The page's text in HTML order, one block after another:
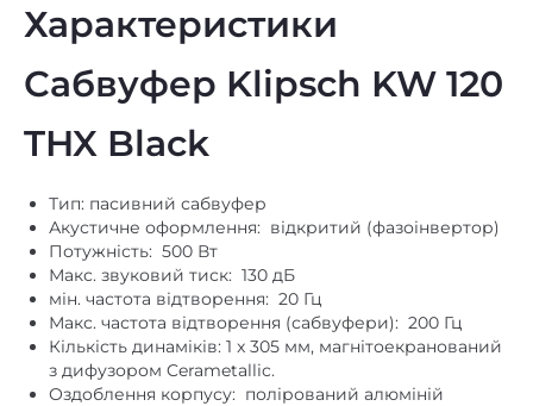
Характеристики
Сабвуфер Klipsch KW 120
THX Black
Тип: пасивний сабвуфер
Акустичне оформлення: відкритий (фазоінвертор)
Потужність: 500 Вт
Макс. звуковий тиск: 130 дБ
мін. частота відтворення: 20 Гц
Макс. частота відтворення (сабвуфери): 200 Гц
Кількість динаміків: 1 x 305 мм, магнітоекранований
з дифузором Cerametallic.
Оздоблення корпусу: полірований алюміній